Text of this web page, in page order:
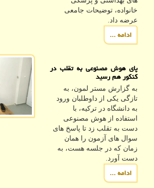
خانواده، توضیحات جامعی
عرضه داد.
ادامه ...
پای هوش مصنوعی به تقلب در
کنکور هم رسید
به گزارش مستر لمون، به
تازگی یکی از داوطلبان ورود
به دانشگاه در ترکیه، با
استفاده از هوش مصنوعی
دست به تقلب زد تا پاسخ های
سوال های آزمون را همان
زمان که در جلسه هست، به
دست آورد.
ادامه ...